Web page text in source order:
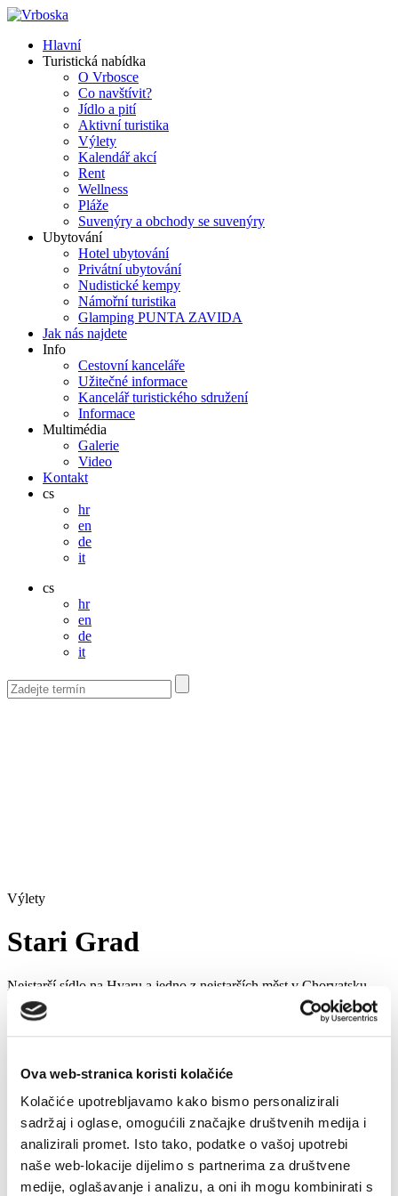
Ova web-stranica koristi kolačiće
Kolačiće upotrebljavamo kako bismo personalizirali
sadržaj i oglase, omogućili značajke društvenih medija i
analizirali promet. Isto tako, podatke o vašoj upotrebi
naše web-lokacije dijelimo s partnerima za društvene
medije, oglašavanje i analizu, a oni ih mogu kombinirati s
Hlavní
Turistická nabídka
O Vrbosce
Co navštívit?
Jídlo a pití
Aktivní turistika
Výlety
Kalendář akcí
Rent
Wellness
Pláže
Suvenýry a obchody se suvenýry
Ubytování
Hotel ubytování
Privátní ubytování
Nudistické kempy
Námořní turistika
Glamping PUNTA ZAVIDA
Jak nás najdete
Info
Cestovní kanceláře
Užitečné informace
Kancelář turistického sdružení
Informace
Multimédia
Galerie
Video
Kontakt
cs
hr
en
de
it
cs
hr
en
de
it
Výlety
Stari Grad
Nejstarší sídlo na Hvaru a jedno z nejstarších měst v Chorvatsku,
dnešní Stari Grad založili staří Řekové v roce 384 před naším
letopočtem a byl hlavním městem ostrova do 17. století.
Procházka po kamenné pěší zoně starého města poskytne
nezapomenutelný zážitek. Nesmíme opomenout navštívit
benediktinský klášter, kostel sv. Štěpána a Tvrdalj, což je impresívní
letní palác s akváriem a kamennými reliéfy, jehož majitel byl
chorvatský slavný básník Petar Hektorović.
Příbuzný